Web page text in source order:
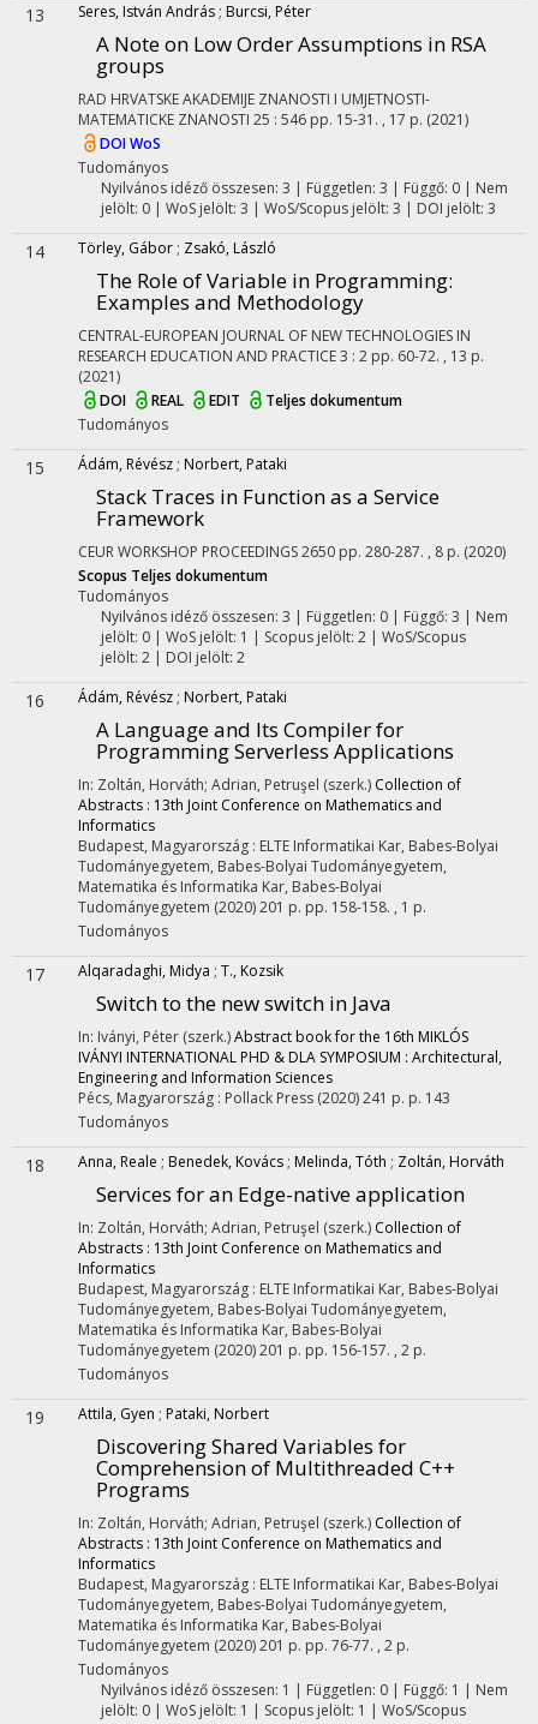
13 Seres, István András ; Burcsi, Péter
A Note on Low Order Assumptions in RSA
groups
RAD HRVATSKE AKADEMIJE ZNANOSTI I UMJETNOSTI-
MATEMATICKE ZNANOSTI 25 : 546 pp. 15-31. , 17 p. (2021)
DOIWoS
Tudományos
Nyilvános idéző összesen: 3 | Független: 3 | Függő: 0 | Nem
jelölt: 0 | WoS jelölt: 3 | WoS/Scopus jelölt: 3 | DOI jelölt: 3
14 Törley, Gábor ; Zsakó, László
The Role of Variable in Programming:
Examples and Methodology
CENTRAL-EUROPEAN JOURNAL OF NEW TECHNOLOGIES IN
RESEARCH EDUCATION AND PRACTICE3 : 2 pp. 60-72. , 13 p.
(2021)
DOI
REAL EDIT
Teljes dokumentum
Tudományos
15 Ádám, Révész ; Norbert, Pataki
Stack Traces in Function as a Service
Framework
CEUR WORKSHOP PROCEEDINGS2650 pp. 280-287. , 8 p. (2020)
Scopus Teljes dokumentum
Tudományos
Nyilvános idéző összesen: 3 | Független: 0 | Függő: 3 | Nem
jelölt: 0 | WoS jelölt: 1 | Scopus jelölt: 2 | WoS/Scopus
jelölt: 2 | DOI jelölt: 2
16 Ádám, Révész ; Norbert, Pataki
A Language and Its Compiler for
Programming Serverless Applications
In: Zoltán, Horváth; Adrian, Petruşel (szerk.) Collection of
Abstracts : 13th Joint Conference on Mathematics and
Informatics
Budapest, Magyarország : ELTE Informatikai Kar, Babes-Bolyai
Tudományegyetem, Babes-Bolyai Tudományegyetem,
Matematika és Informatika Kar, Babes-Bolyai
Tudományegyetem (2020)201 p. pp. 158-158. , 1 p.
Tudományos
17 Alqaradaghi, Midya ; T., Kozsik
Switch to the new switch in Java
In: Iványi, Péter (szerk.)Abstract book for the 16th MIKLÓS
IVÁNYI INTERNATIONAL PHD & DLA SYMPOSIUM : Architectural,
Engineering and Information Sciences
Pécs, Magyarország : Pollack Press (2020)241 p. p. 143
Tudományos
18 Anna, Reale ; Benedek, Kovács ; Melinda, Tóth ; Zoltán, Horváth
Services for an Edge-native application
In: Zoltán, Horváth; Adrian, Petruşel (szerk.) Collection of
Abstracts : 13th Joint Conference on Mathematics and
Informatics
Budapest, Magyarország : ELTE Informatikai Kar, Babes-Bolyai
Tudományegyetem, Babes-Bolyai Tudományegyetem,
Matematika és Informatika Kar, Babes-Bolyai
Tudományegyetem (2020)201 p. pp. 156-157. , 2 p.
Tudományos
19 Attila, Gyen ; Pataki, Norbert
Discovering Shared Variables for
Comprehension of Multithreaded C++
Programs
In: Zoltán, Horváth; Adrian, Petruşel (szerk.) Collection of
Abstracts : 13th Joint Conference on Mathematics and
Informatics
Budapest, Magyarország : ELTE Informatikai Kar, Babes-Bolyai
Tudományegyetem, Babes-Bolyai Tudományegyetem,
Matematika és Informatika Kar, Babes-Bolyai
Tudományegyetem (2020)201 p. pp. 76-77. , 2 p.
Tudományos
Nyilvános idéző összesen: 1 | Független: 0 | Függő: 1 | Nem
jelölt: 0 | WoS jelölt: 1 | Scopus jelölt: 1 | WoS/Scopus